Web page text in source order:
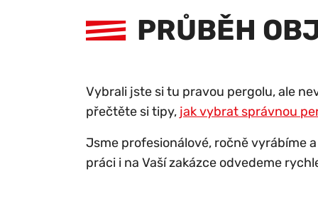
PRŮBĚH
Vybrali jste si tu pravou pergolu, ale
přečtěte si tipy, jak vybrat správnou
Jsme profesionálové, ročně vyrábíme
práci i na Vaší zakázce odvedeme